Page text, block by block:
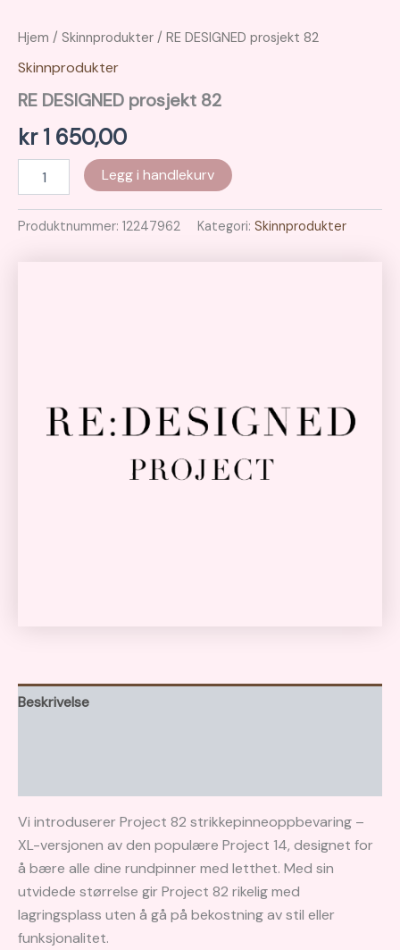
Hjem / Skinnprodukter / RE DESIGNED prosjekt 82
Skinnprodukter
RE DESIGNED prosjekt 82
kr1 650,00
DESIGNED
82
Legg i handlekurv
Produktnummer: 12247962 Kategori: Skinnprodukter
Beskrivelse
Vi introduserer Project 82 strikkepinneoppbevaring –
XL-versjonen av den populære Project 14, designet for
å bære alle dine rundpinner med letthet. Med sin
utvidede størrelse gir Project 82 rikelig med
lagringsplass uten å gå på bekostning av stil eller
funksjonalitet.